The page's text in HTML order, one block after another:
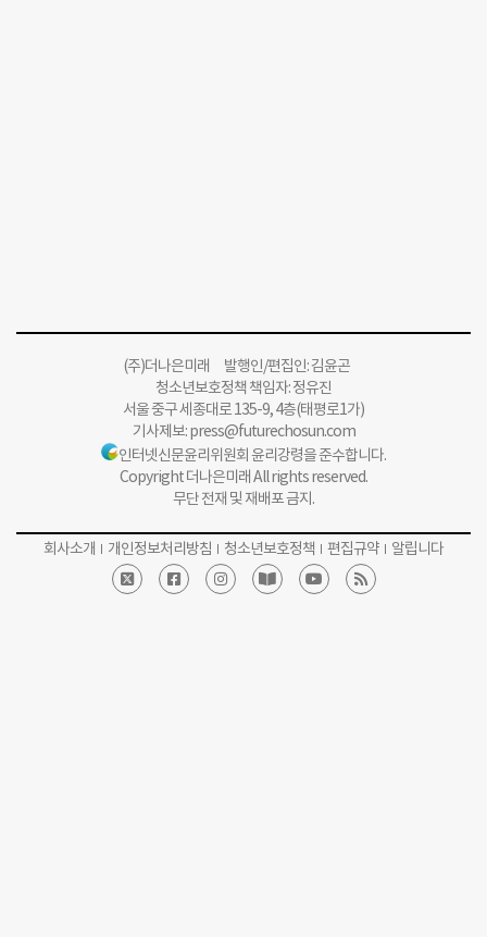
(주)더나은미래 발행인/편집인: 김윤곤
청소년보호정책 책임자: 정유진
서울 중구 세종대로 135-9, 4층(태평로1가)
기사제보:press@futurechosun.com
인터넷신문윤리위원회 윤리강령을 준수합니다.
Copyright 더나은미래 All rights reserved.
무단 전재 및 재배포 금지.
회사소개 개인정보처리방침 청소년보호정책 편집규약 알립니다